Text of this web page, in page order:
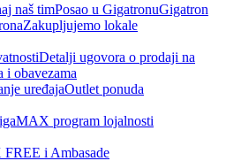
naš timPosao u GigatronuGigatron
Zakupljujemo lokale
Detalji ugovora o prodaji na
i obavezama
uređajaOutlet ponuda
program lojalnosti
i Ambasade